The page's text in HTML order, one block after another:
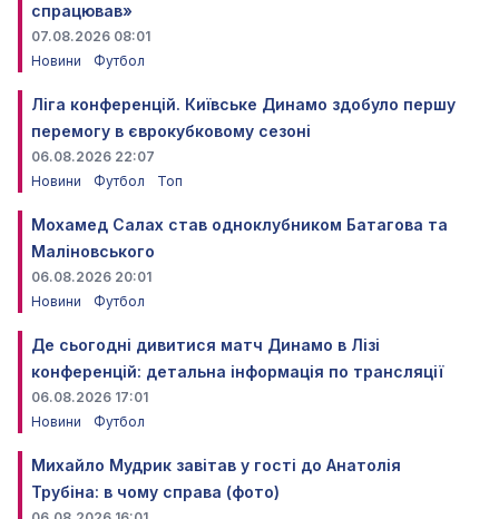
спрацював»
07.08.2026 08:01
Новини
Футбол
Ліга конференцій. Київське Динамо здобуло першу
перемогу в єврокубковому сезоні
06.08.2026 22:07
Новини
Футбол Топ
Мохамед Салах став одноклубником Батагова та
Маліновського
06.08.2026 20:01
Новини
Футбол
Де сьогодні дивитися матч Динамо в Лізі
конференцій: детальна інформація по трансляції
06.08.2026 17:01
Новини
Футбол
Михайло Мудрик завітав у гості до Анатолія
Трубіна: в чому справа (фото)